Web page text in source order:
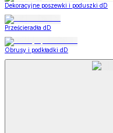
Dekoracyjne poszewki i poduszki dD
Prześcieradła dD
Obrusy i podkładki dD